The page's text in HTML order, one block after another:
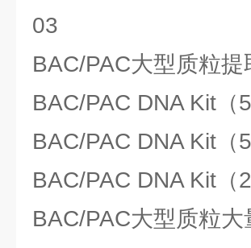
03
BAC/PAC大型质粒
BAC/PAC DNA Kit（
BAC/PAC DNA Kit（
BAC/PAC DNA Kit
BAC/PAC大型质粒